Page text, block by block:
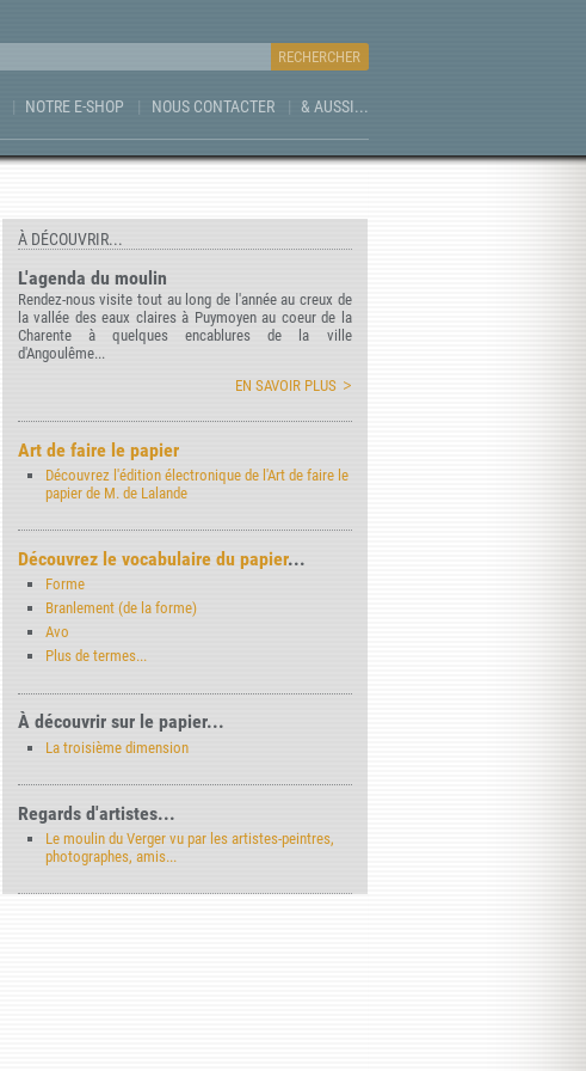
NOTRE E-SHOP NOUS CONTACTER & AUSSI...
À DÉCOUVRIR...
L'agenda du moulin
Rendez-nous visite tout au long de l'année au creux de
la vallée des eaux claires à Puymoyen au coeur de la
Charente à quelques encablures de la ville
d'Angoulême...
EN SAVOIR PLUS
Art de faire le papier
Découvrez l'édition électronique de l'Art de faire le
papier de M. de Lalande
Découvrez le vocabulaire du papier...
Forme
Branlement (de la forme)
Avo
Plus de termes...
À découvrir sur le papier...
La troisième dimension
Regards d'artistes...
Le moulin du Verger vu par les artistes-peintres,
photographes, amis...